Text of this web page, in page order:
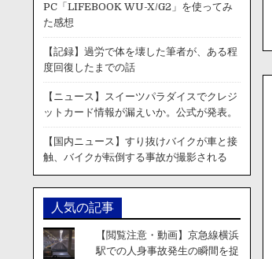
PC「LIFEBOOK WU-X/G2」を使ってみ
た感想
【記録】過労で体を壊した筆者が、ある程
度回復したまでの話
【ニュース】スイーツパラダイスでクレジ
ットカード情報が漏えいか。公式が発表。
【国内ニュース】すり抜けバイクが車と接
触、バイクが転倒する事故が撮影される
人気の記事
【閲覧注意・動画】京急線横浜
駅での人身事故発生の瞬間を捉